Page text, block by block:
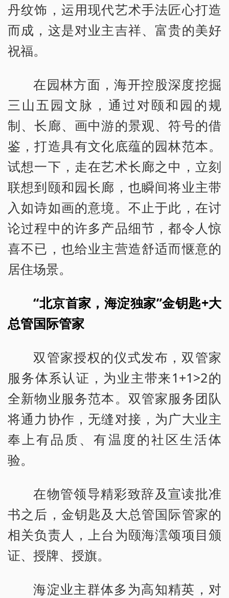
丹纹饰，运用现代艺术手法匠心打造
而成，这是对业主吉祥、富贵的美好
祝福。
在园林方面，海开控股深度挖掘
三山五园文脉，通过对颐和园的规
制、长廊、画中游的景观、符号的借
鉴，打造具有文化底蕴的园林范本。
试想一下，走在艺术长廊之中，立刻
联想到颐和园长廊，也瞬间将业主带
入如诗如画的意境。不止于此，在讨
论过程中的许多产品细节，都令人惊
喜不已，也给业主营造舒适而惬意的
居住场景。
“北京首家，海淀独家”金钥匙+大
总管国际管家
双管家授权的仪式发布，双管家
服务体系认证，为业主带来1+1>2的
全新物业服务范本。双管家服务团队
将通力协作，无缝对接，为广大业主
奉上有品质、有温度的社区生活体
验。
在物管领导精彩致辞及宣读批准
书之后，金钥匙及大总管国际管家的
相关负责人，上台为颐海澐颂项目颁
证、授牌、授旗。
海淀业主群体多为高知精英，对